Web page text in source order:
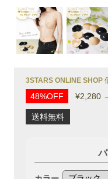
3STARS ONLINE SHOP
48%OFF ¥2,280
送料無料